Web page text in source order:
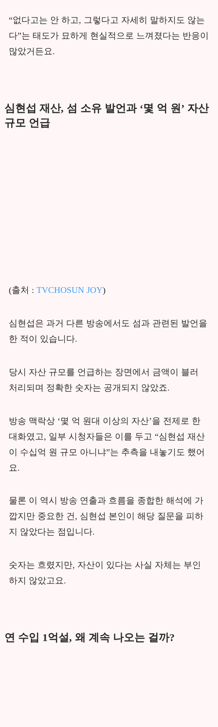
“없다고는 안 하고, 그렇다고 자세히 말하지도 않는
다”는 태도가 묘하게 현실적으로 느껴졌다는 반응이
많았거든요.
심현섭 재산, 섬 소유 발언과 ‘몇 억 원’ 자산
규모 언급
(출처 : TVCHOSUN JOY)
심현섭은 과거 다른 방송에서도 섬과 관련된 발언을
한 적이 있습니다.
당시 자산 규모를 언급하는 장면에서 금액이 블러
처리되며 정확한 숫자는 공개되지 않았죠.
방송 맥락상 ‘몇 억 원대 이상의 자산’을 전제로 한
대화였고, 일부 시청자들은 이를 두고 “심현섭 재산
이 수십억 원 규모 아니냐”는 추측을 내놓기도 했어
요.
물론 이 역시 방송 연출과 흐름을 종합한 해석에 가
깝지만 중요한 건, 심현섭 본인이 해당 질문을 피하
지 않았다는 점입니다.
숫자는 흐렸지만, 자산이 있다는 사실 자체는 부인
하지 않았고요.
연 수입 1억설, 왜 계속 나오는 걸까?